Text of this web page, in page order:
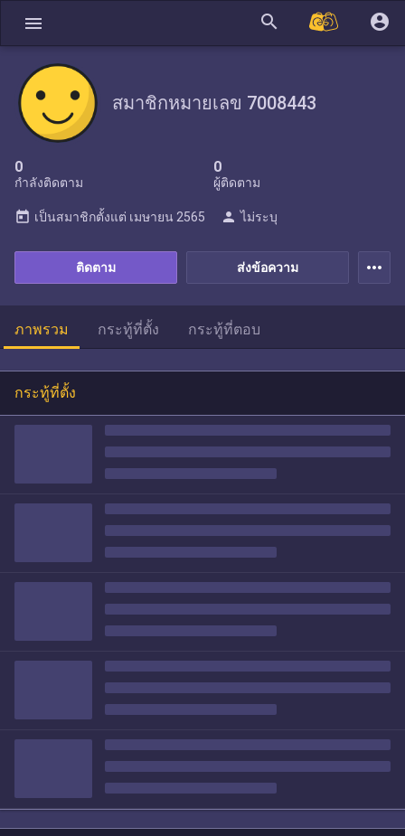
menu search account_circle
สมาชิกหมายเลข 7008443
0
กำลังติดตาม
0
ผู้ติดตาม
ส่งข้อความ
ติดตาม
today เป็นสมาชิกตั้งแต่ เมษายน 2565 person ไม่ระบุ
more_horiz
ภาพรวม กระทู้ที่ตั้ง กระทู้ที่ตอบ
กระทู้ที่ตั้ง